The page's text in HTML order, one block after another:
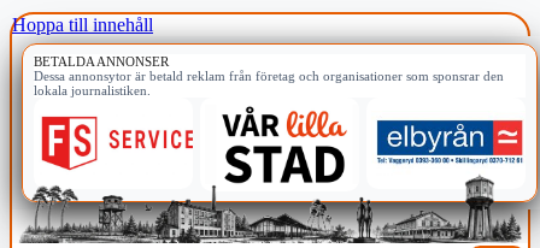
Hoppa till innehåll
BETALDA ANNONSER
Dessa annonsytor är betald reklam från företag och organisationer som sponsrar den
lokala journalistiken.